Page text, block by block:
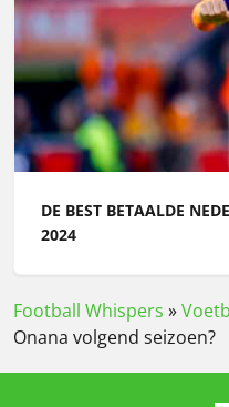
DE BEST BETAALDE
2024
Football Whispers »
Onana volgend seizoen?